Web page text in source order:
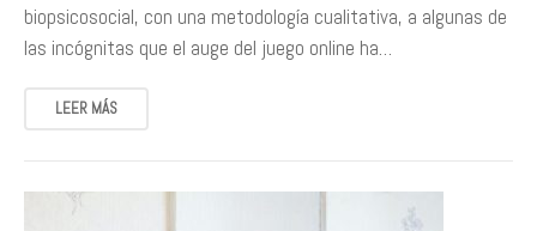
biopsicosocial, con una metodología cualitativa, a algunas de
las incógnitas que el auge del juego online ha…
LEER MÁS